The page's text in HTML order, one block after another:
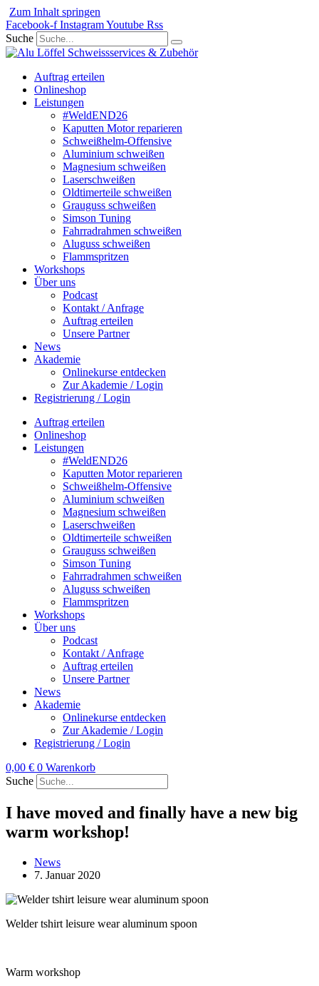
Zum Inhalt springen
Facebook-f InstagramYoutube Rss
Suche
Auftrag erteilen
Onlineshop
Leistungen
#WeldEND26
Kaputten Motor reparieren
Schweißhelm-Offensive
Aluminium schweißen
Magnesium schweißen
Laserschweißen
Oldtimerteile schweißen
Grauguss schweißen
Simson Tuning
Fahrradrahmen schweißen
Aluguss schweißen
Flammspritzen
Workshops
Über uns
Podcast
Kontakt / Anfrage
Auftrag erteilen
Unsere Partner
News
Akademie
Onlinekurse entdecken
Zur Akademie / Login
Registrierung / Login
Auftrag erteilen
Onlineshop
Leistungen
#WeldEND26
Kaputten Motor reparieren
Schweißhelm-Offensive
Aluminium schweißen
Magnesium schweißen
Laserschweißen
Oldtimerteile schweißen
Grauguss schweißen
Simson Tuning
Fahrradrahmen schweißen
Aluguss schweißen
Flammspritzen
Workshops
Über uns
Podcast
Kontakt / Anfrage
Auftrag erteilen
Unsere Partner
News
Akademie
Onlinekurse entdecken
Zur Akademie / Login
Registrierung / Login
0,00 € 0 Warenkorb
Suche
I have moved and finally have a new big
warm workshop!
News
7. Januar 2020
Welder tshirt leisure wear aluminum spoon
Warm workshop